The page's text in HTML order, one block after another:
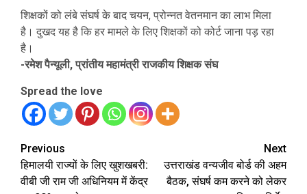
शिक्षकों को लंबे संघर्ष के बाद चयन, प्रोन्नत वेतनमान का लाभ मिला
है। दुखद यह है कि हर मामले के लिए शिक्षकों को कोर्ट जाना पड़ रहा
है।
-रमेश पैन्यूली, प्रांतीय महामंत्री राजकीय शिक्षक संघ
Spread the love
Continue
Reading
Previous
हिमालयी राज्यों के लिए खुशखबरी:
वीबी जी राम जी अधिनियम में केंद्र
Next
उत्तराखंड वन्यजीव बोर्ड की अहम
बैठक, संघर्ष कम करने को लेकर